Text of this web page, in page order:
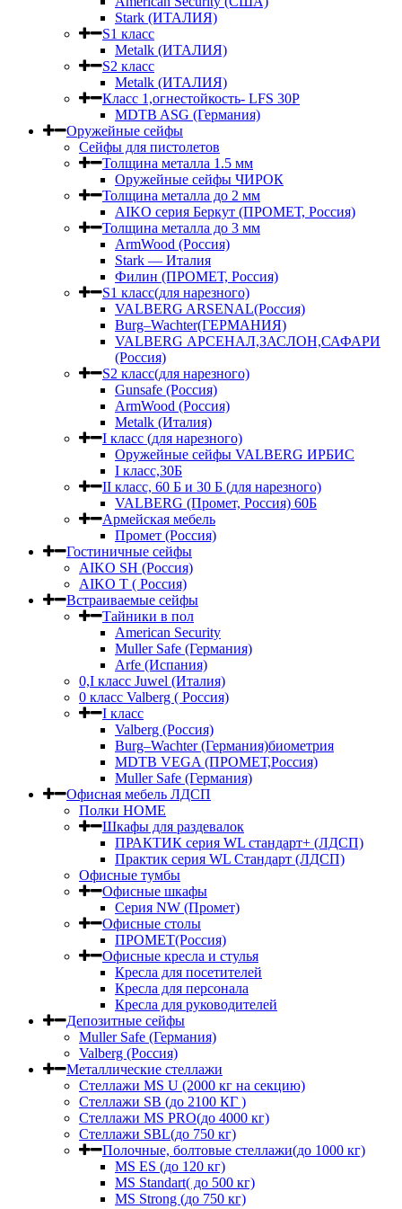
Stark (ИТАЛИЯ)
S1 класс
Metalk (ИТАЛИЯ)
S2 класс
Metalk (ИТАЛИЯ)
Класс 1,огнестойкость- LFS 30P
MDTB ASG (Германия)
Оружейные сейфы
Сейфы для пистолетов
Толщина металла 1.5 мм
Оружейные сейфы ЧИРОК
Толщина металла до 2 мм
AIKO серия Беркут (ПРОМЕТ, Россия)
Толщина металла до 3 мм
ArmWood (Россия)
Stark — Италия
Филин (ПРОМЕТ, Россия)
S1 класс(для нарезного)
VALBERG ARSENAL(Россия)
Burg–Wachter(ГЕРМАНИЯ)
VALBERG АРСЕНАЛ,ЗАСЛОН,САФАРИ
(Россия)
S2 класс(для нарезного)
Gunsafe (Россия)
ArmWood (Россия)
Metalk (Италия)
I класс (для нарезного)
Оружейные сейфы VALBERG ИРБИС
I класс,30Б
II класс, 60 Б и 30 Б (для нарезного)
VALBERG (Промет, Россия) 60Б
Армейская мебель
Промет (Россия)
Гостиничные сейфы
AIKO SH (Россия)
AIKO Т ( Россия)
Встраиваемые сейфы
Тайники в пол
American Security
Muller Safe (Германия)
Arfe (Испания)
0,I класс Juwel (Италия)
0 класс Valberg ( Россия)
I класс
Valberg (Россия)
Burg–Wachter (Германия)биометрия
MDTB VEGA (ПРОМЕТ,Россия)
Muller Safe (Германия)
Офисная мебель ЛДСП
Полки HOME
Шкафы для раздевалок
ПРАКТИК серия WL стандарт+ (ЛДСП)
Практик серия WL Стандарт (ЛДСП)
Офисные тумбы
Офисные шкафы
Серия NW (Промет)
Офисные столы
ПРОМЕТ(Россия)
Офисные кресла и стулья
Кресла для посетителей
Кресла для персонала
Кресла для руководителей
Депозитные сейфы
Muller Safe (Германия)
Valberg (Россия)
Металлические стеллажи
Стеллажи MS U (2000 кг на секцию)
Стеллажи SB (до 2100 КГ )
Стеллажи MS PRO(до 4000 кг)
Стеллажи SBL(до 750 кг)
Полочные, болтовые стеллажи(до 1000 кг)
MS ES (до 120 кг)
MS Standart( до 500 кг)
MS Strong (до 750 кг)